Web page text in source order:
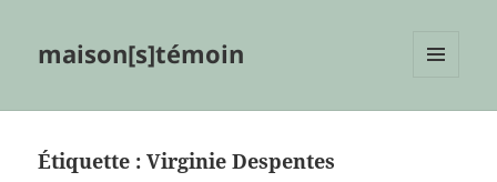
maison[s]témoin
Étiquette :Virginie Despentes